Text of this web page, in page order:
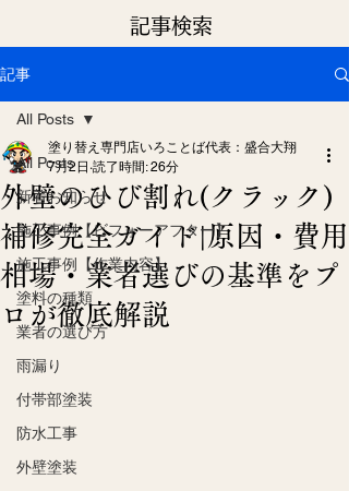
​記事検索
記事
All Posts
新着お知らせ
施工事例【ビフォーアフター】
施工事例【作業内容】
塗料の種類
業者の選び方
雨漏り
付帯部塗装
防水工事
外壁塗装
All Posts
外壁のひび割れ(クラック)
補修完全ガイド|原因・費用
相場・業者選びの基準をプ
ロが徹底解説
塗り替え専門店いろことば代表：盛合大翔
7月2日 読了時間: 26分